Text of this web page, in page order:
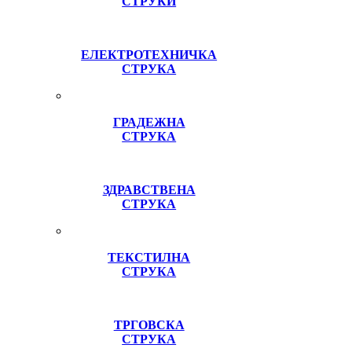
ЕЛЕКТРОТЕХНИЧКА
СТРУКА
ГРАДЕЖНА
СТРУКА
ЗДРАВСТВЕНА
СТРУКА
ТЕКСТИЛНА
СТРУКА
ТРГОВСКА
СТРУКА